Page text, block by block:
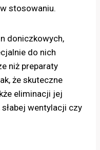
stosowaniu.
doniczkowych,
do nich
niż preparaty
że skuteczne
eliminacji jej
wentylacji czy